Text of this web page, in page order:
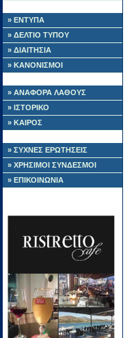
» ΕΝΤΥΠΑ
» ΔΕΛΤΙΟ ΤΥΠΟΥ
» ΔΙΑΙΤΗΣΙΑ
» ΚΑΝΟΝΙΣΜΟΙ
» ΑΝΑΦΟΡΑ ΛΑΘΟΥΣ
» ΙΣΤΟΡΙΚΟ
» ΚΑΙΡΟΣ
» ΣΥΧΝΕΣ ΕΡΩΤΗΣΕΙΣ
» ΧΡΗΣΙΜΟΙ ΣΥΝΔΕΣΜΟΙ
» ΕΠΙΚΟΙΝΩΝΙΑ